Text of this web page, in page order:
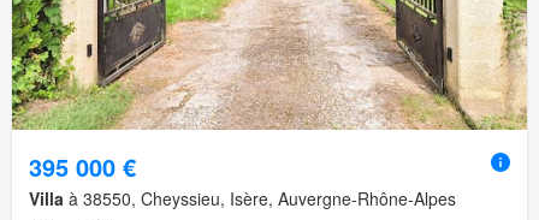
395 000 €
Villa à 38550, Cheyssieu, Isère, Auvergne-Rhône-Alpes